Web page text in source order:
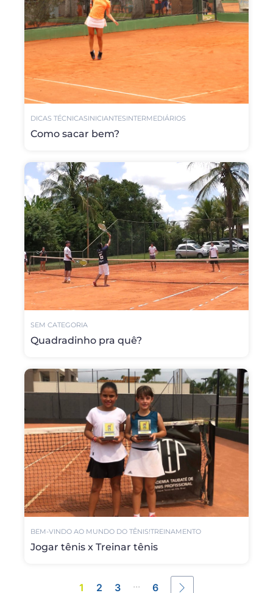
DICAS TÉCNICASINICIANTESINTERMEDIÁRIOS
Como sacar bem?
SEM CATEGORIA
Quadradinho pra quê?
BEM-VINDO AO MUNDO DO TÊNIS!TREINAMENTO
Jogar tênis x Treinar tênis
1 2 3 ... 6